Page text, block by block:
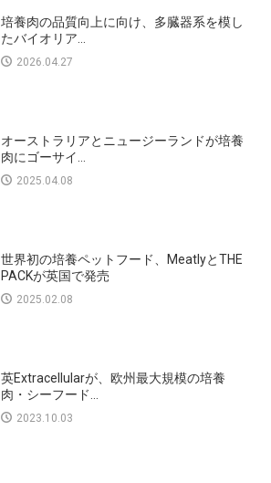
培養肉の品質向上に向け、多臓器系を模し
たバイオリア...
2026.04.27
オーストラリアとニュージーランドが培養
肉にゴーサイ...
2025.04.08
世界初の培養ペットフード、MeatlyとTHE
PACKが英国で発売
2025.02.08
英Extracellularが、欧州最大規模の培養
肉・シーフード...
2023.10.03